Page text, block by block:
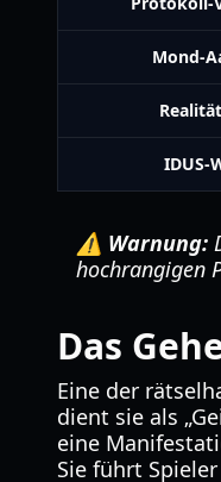
Mond-
IDUS-
⚠️ Warnung:
hochrangigen
Das
Eine der
dient sie als
eine
Sie führt